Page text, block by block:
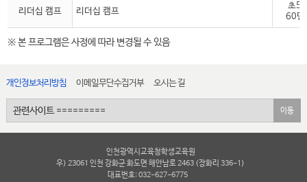
리더십 캠프 리더십 캠프
초
60명
※ 본 프로그램은 사정에 따라 변경될 수 있음
개인정보처리방침 이메일무단수집거부 오시는 길
이동
인천광역시교육청학생교육원
우) 23061 인천 강화군 화도면 해안남로 2463 (장화리 336-1)
대표번호: 032-627-6775